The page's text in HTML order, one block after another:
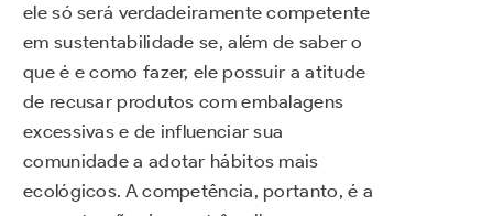
ele só será verdadeiramente competente
em sustentabilidade se, além de saber o
que é e como fazer, ele possuir a atitude
de recusar produtos com embalagens
excessivas e de influenciar sua
comunidade a adotar hábitos mais
ecológicos. A competência, portanto, é a